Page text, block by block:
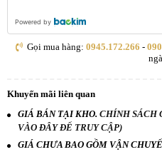
Powered by
Gọi mua hàng: 0945.172.266 -
Khuyến mãi liên quan
GIÁ BÁN TẠI KHO. CHÍNH SÁCH
VÀO ĐÂY ĐỂ TRUY CẬP)
GIÁ CHƯA BAO GỒM VẬN